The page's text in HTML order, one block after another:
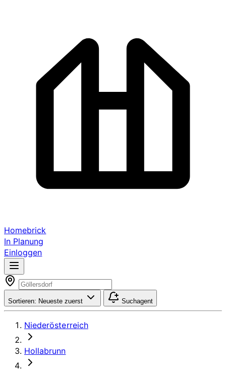
Homebrick
In Planung
Einloggen
Sortieren: Neueste zuerst Suchagent
Niederösterreich
Hollabrunn